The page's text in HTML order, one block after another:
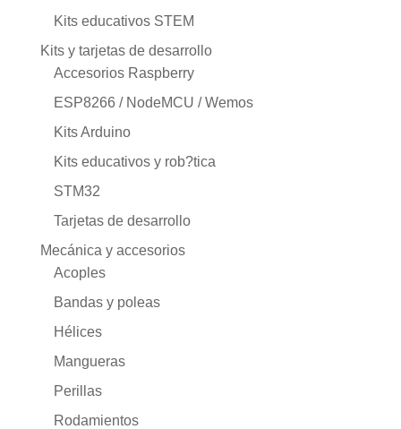
Kits educativos STEM
Kits y tarjetas de desarrollo
Accesorios Raspberry
ESP8266 / NodeMCU / Wemos
Kits Arduino
Kits educativos y rob?tica
STM32
Tarjetas de desarrollo
Mecánica y accesorios
Acoples
Bandas y poleas
Hélices
Mangueras
Perillas
Rodamientos